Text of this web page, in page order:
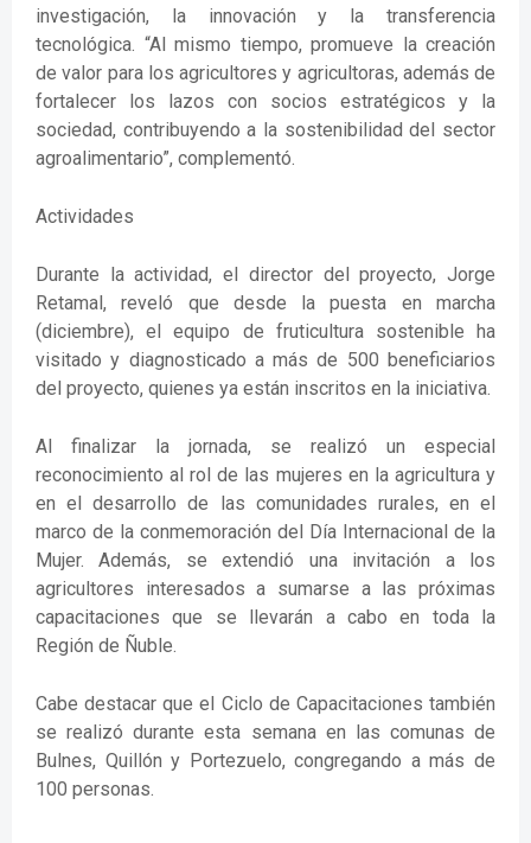
investigación, la innovación y la transferencia
tecnológica. “Al mismo tiempo, promueve la creación
de valor para los agricultores y agricultoras, además de
fortalecer los lazos con socios estratégicos y la
sociedad, contribuyendo a la sostenibilidad del sector
agroalimentario”, complementó.
Actividades
Durante la actividad, el director del proyecto, Jorge
Retamal, reveló que desde la puesta en marcha
(diciembre), el equipo de fruticultura sostenible ha
visitado y diagnosticado a más de 500 beneficiarios
del proyecto, quienes ya están inscritos en la iniciativa.
Al finalizar la jornada, se realizó un especial
reconocimiento al rol de las mujeres en la agricultura y
en el desarrollo de las comunidades rurales, en el
marco de la conmemoración del Día Internacional de la
Mujer. Además, se extendió una invitación a los
agricultores interesados a sumarse a las próximas
capacitaciones que se llevarán a cabo en toda la
Región de Ñuble.
Cabe destacar que el Ciclo de Capacitaciones también
se realizó durante esta semana en las comunas de
Bulnes, Quillón y Portezuelo, congregando a más de
100 personas.